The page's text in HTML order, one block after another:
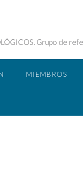
Grupo de
MIEMBROS